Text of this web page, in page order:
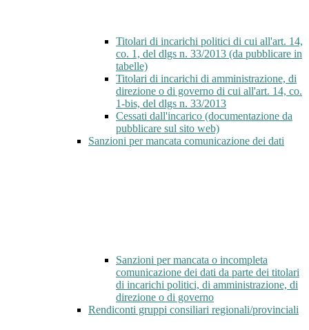
Titolari di incarichi politici di cui all'art. 14,
co. 1, del dlgs n. 33/2013 (da pubblicare in
tabelle)
Titolari di incarichi di amministrazione, di
direzione o di governo di cui all'art. 14, co.
1-bis, del dlgs n. 33/2013
Cessati dall'incarico (documentazione da
pubblicare sul sito web)
Sanzioni per mancata comunicazione dei dati
Sanzioni per mancata o incompleta
comunicazione dei dati da parte dei titolari
di incarichi politici, di amministrazione, di
direzione o di governo
Rendiconti gruppi consiliari regionali/provinciali